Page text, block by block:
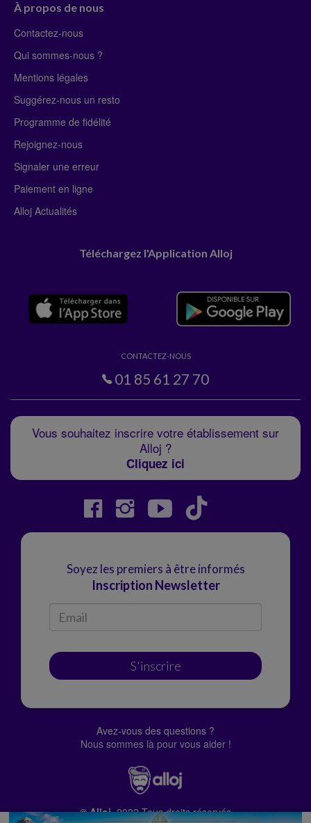
À propos de nous
Contactez-nous
Qui sommes-nous ?
Mentions légales
Suggérez-nous un resto
Programme de fidélité
Rejoignez-nous
Signaler une erreur
Paiement en ligne
Alloj Actualités
Téléchargez l'Application Alloj
CONTACTEZ-NOUS
01 85 61 27 70
Vous souhaitez inscrire votre établissement sur
Alloj ?
Cliquez ici
Soyez les premiers à être informés
Inscription Newsletter
S'inscrire
Avez-vous des questions ?
Nous sommes là pour vous aider !
© Alloj.2022 Tous droits réservés